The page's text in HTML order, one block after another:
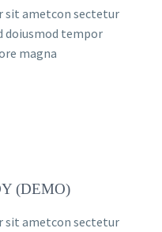
sit ametcon sectetur
doiusmod tempor
magna
(DEMO)
sit ametcon sectetur